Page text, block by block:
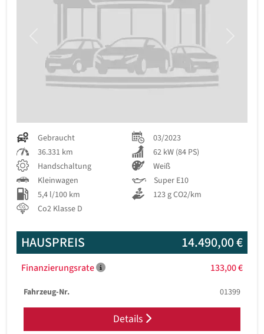
Previous
Gebraucht
03/2023
36.331 km
62 kW (84 PS)
Handschaltung
Weiß
Kleinwagen
Super E10
5,4 l/100 km
123 g CO2/km
Co2 Klasse D
HAUSPREIS 14.490,00 €
Finanzierungsrate 133,00 €
Fahrzeug-Nr. 01399
Details